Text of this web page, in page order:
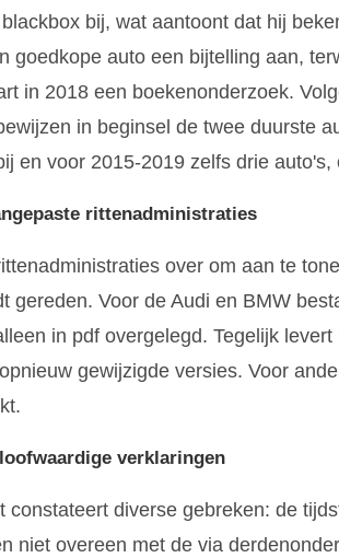
bij, wat aantoont dat hij
goedkope auto een bijtelling aan,
in 2018 een boekenonderzoek.
in beginsel de twee duurste
en voor 2015-2019 zelfs drie
rittenadministraties
over om aan te
gereden. Voor de Audi en BMW
in pdf overgelegd. Tegelijk
gewijzigde versies. Voor
verklaringen
constateert diverse gebreken: de
niet overeen met de via